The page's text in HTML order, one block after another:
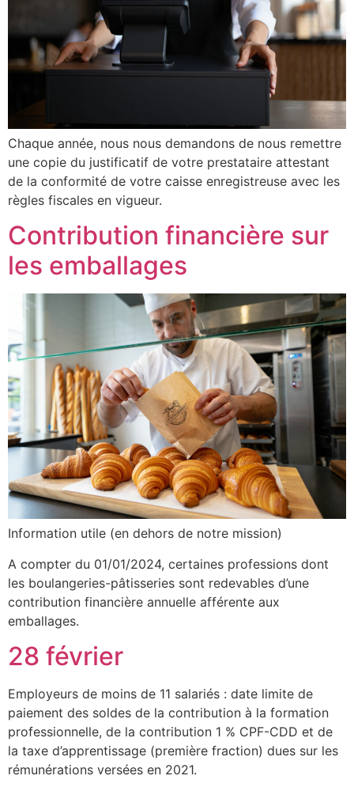
Chaque année, nous nous demandons de nous remettre
une copie du justificatif de votre prestataire attestant
de la conformité de votre caisse enregistreuse avec les
règles fiscales en vigueur.
Contribution financière sur
les emballages
Information utile (en dehors de notre mission)
A compter du 01/01/2024, certaines professions dont
les boulangeries-pâtisseries sont redevables d’une
contribution financière annuelle afférente aux
emballages.
28 février
Employeurs de moins de 11 salariés : date limite de
paiement des soldes de la contribution à la formation
professionnelle, de la contribution 1 % CPF-CDD et de
la taxe d’apprentissage (première fraction) dues sur les
rémunérations versées en 2021.